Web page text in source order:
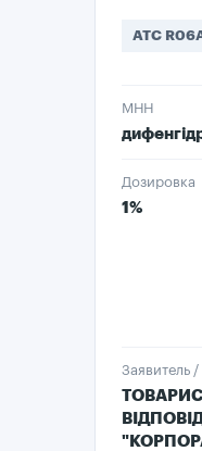
ATC
МНН
Дозировка
1%
Заявитель